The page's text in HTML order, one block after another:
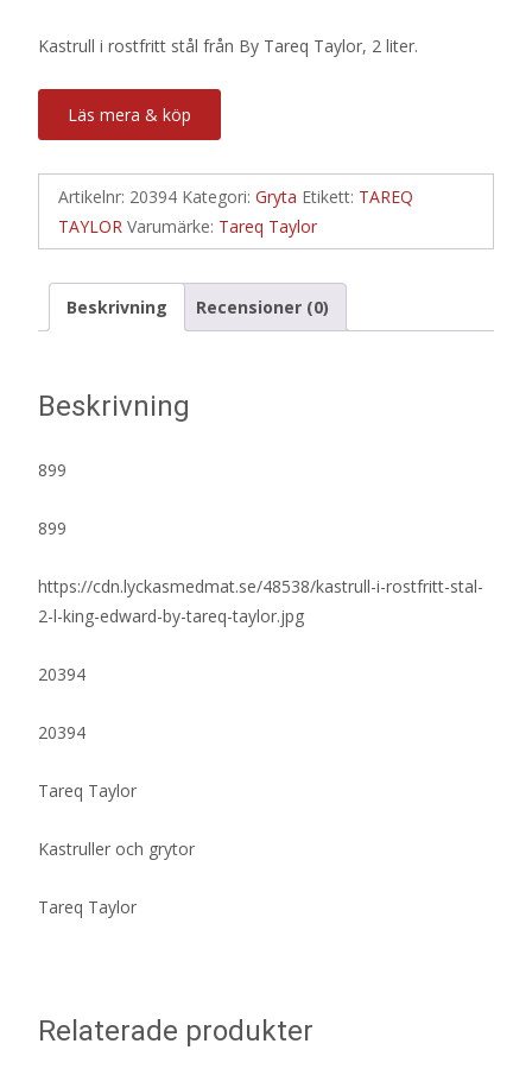
Kastrull i rostfritt stål från By Tareq Taylor, 2 liter.
Läs mera & köp
Artikelnr: 20394 Kategori: Gryta Etikett: TAREQ
TAYLOR Varumärke: Tareq Taylor
Beskrivning Recensioner (0)
Beskrivning
899
899
https://cdn.lyckasmedmat.se/48538/kastrull-i-rostfritt-stal-
2-l-king-edward-by-tareq-taylor.jpg
20394
20394
Tareq Taylor
Kastruller och grytor
Tareq Taylor
Relaterade produkter